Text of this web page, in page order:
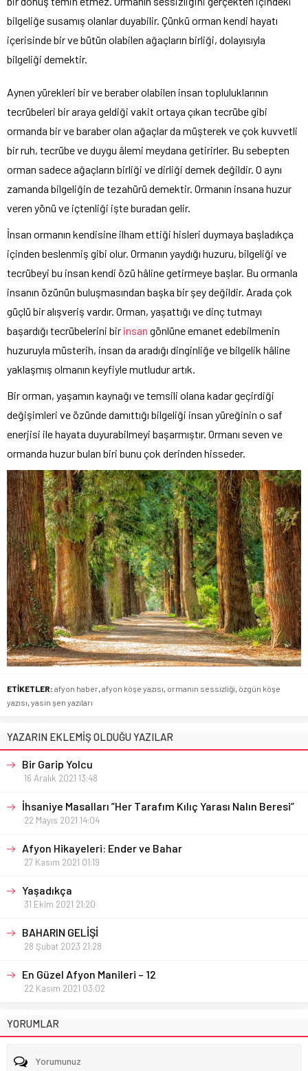
bilgeliğe susamış olanlar duyabilir. Çünkü orman kendi hayatı
içerisinde bir ve bütün olabilen ağaçların birliği, dolayısıyla
bilgeliği demektir.
Aynen yürekleri bir ve beraber olabilen insan topluluklarının
tecrübeleri bir araya geldiği vakit ortaya çıkan tecrübe gibi
ormanda bir ve baraber olan ağaçlar da müşterek ve çok kuvvetli
bir ruh, tecrübe ve duygu âlemi meydana getirirler. Bu sebepten
orman sadece ağaçların birliği ve dirliği demek değildir. O aynı
zamanda bilgeliğin de tezahürü demektir. Ormanın insana huzur
veren yönü ve içtenliği işte buradan gelir.
İnsan ormanın kendisine ilham ettiği hisleri duymaya başladıkça
içinden beslenmiş gibi olur. Ormanın yaydığı huzuru, bilgeliği ve
tecrübeyi bu insan kendi özü hâline getirmeye başlar. Bu ormanla
insanın özünün buluşmasından başka bir şey değildir. Arada çok
güçlü bir alışveriş vardır. Orman, yaşattığı ve dinç tutmayı
başardığı tecrübelerini bir insan gönlüne emanet edebilmenin
huzuruyla müsterih, insan da aradığı dinginliğe ve bilgelik hâline
yaklaşmış olmanın keyfiyle mutludur artık.
Bir orman, yaşamın kaynağı ve temsili olana kadar geçirdiği
değişimleri ve özünde damıttığı bilgeliği insan yüreğinin o saf
enerjisi ile hayata duyurabilmeyi başarmıştır. Ormanı seven ve
ormanda huzur bulan biri bunu çok derinden hisseder.
ETİKETLER: afyon haber, afyon köşe yazısı, ormanın sessizliği, özgün köşe
yazısı, yasin şen yazıları
YAZARIN EKLEMİŞ OLDUĞU YAZILAR
Bir Garip Yolcu
16 Aralık 2021 13:48
İhsaniye Masalları ”Her Tarafım Kılıç Yarası Nalın Beresi”
22 Mayıs 2021 14:04
Afyon Hikayeleri: Ender ve Bahar
27 Kasım 2021 01:19
Yaşadıkça
31 Ekim 2021 21:20
BAHARIN GELİŞİ
28 Şubat 2023 21:28
En Güzel Afyon Manileri – 12
22 Kasım 2021 03:02
YORUMLAR